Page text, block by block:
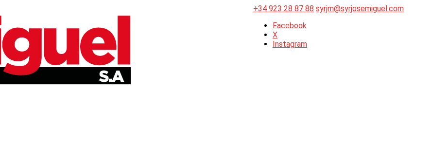
+34 923 28 87 88 syrjm@syrjosemiguel.com
Facebook
X
Instagram